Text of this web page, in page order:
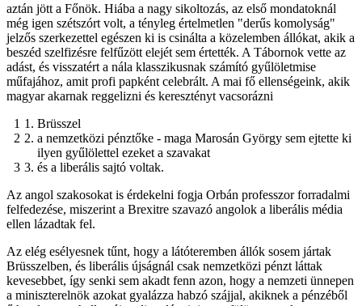
aztán jött a Főnök. Hiába a nagy sikoltozás, az első mondatoknál
még igen szétszórt volt, a tényleg értelmetlen "derűs komolyság"
jelzős szerkezettel egészen ki is csinálta a közelemben állókat, akik a
beszéd szelfizésre felfűzött elejét sem értették. A Tábornok vette az
adást, és visszatért a nála klasszikusnak számító gyűlöletmise
műfajához, amit profi papként celebrált. A mai fő ellenségeink, akik
magyar akarnak reggelizni és keresztényt vacsorázni
Brüsszel
a nemzetközi pénztőke - maga Marosán György sem ejtette ki
ilyen gyűlölettel ezeket a szavakat
és a liberális sajtó voltak.
Az angol szakosokat is érdekelni fogja Orbán professzor forradalmi
felfedezése, miszerint a Brexitre szavazó angolok a liberális média
ellen lázadtak fel.
Az elég esélyesnek tűnt, hogy a látóteremben állók sosem jártak
Brüsszelben, és liberális újságnál csak nemzetközi pénzt láttak
kevesebbet, így senki sem akadt fenn azon, hogy a nemzeti ünnepen
a miniszterelnök azokat gyalázza habzó szájjal, akiknek a pénzéből